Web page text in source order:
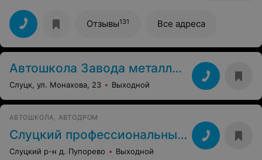
Отзывы131 Все адреса
Автошкола Завода металлоизделий
Слуцк, ул. Монахова, 23 Выходной
АВТОШКОЛА, АВТОДРОМ
Слуцкий профессиональный лицей
Слуцкий р-н д. Пупорево Выходной